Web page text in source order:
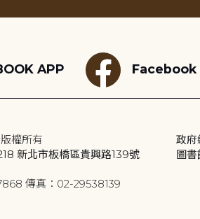
APP Facebook
權所有
新北市板橋區貴興路139號
傳真：02-29538139
政府
圖